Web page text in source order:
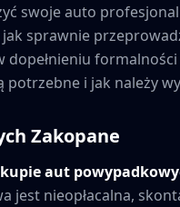
swoje auto
sprawnie
i jak należy
Zakopane
aut
jest nieopłacalna,